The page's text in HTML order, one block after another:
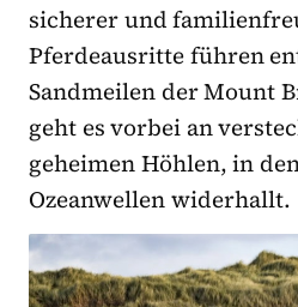
sicherer und
Pferdeausritte führen
Sandmeilen der Mount
geht es vorbei an
geheimen Höhlen, in
Ozeanwellen widerhallt.